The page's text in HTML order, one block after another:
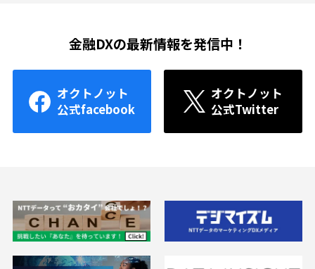
金融DXの最新情報を発信中！
オクトノット
公式facebook
オクトノット
公式Twitter